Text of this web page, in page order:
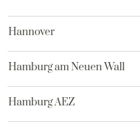
Hannover
Hamburg am Neuen Wall
Hamburg AEZ